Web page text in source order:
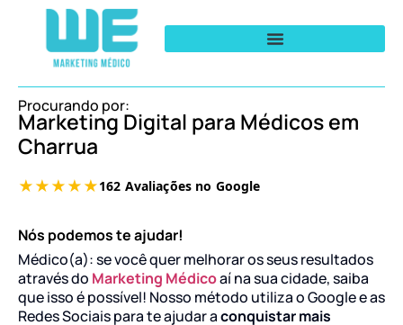
Procurando por:
Marketing Digital para Médicos em
Charrua
Nós podemos te ajudar!
Médico(a): se você quer melhorar os seus resultados
através do Marketing Médicoaí na sua cidade, saiba
que isso é possível! Nosso método utiliza o Google e as
Redes Sociais para te ajudar aconquistar mais